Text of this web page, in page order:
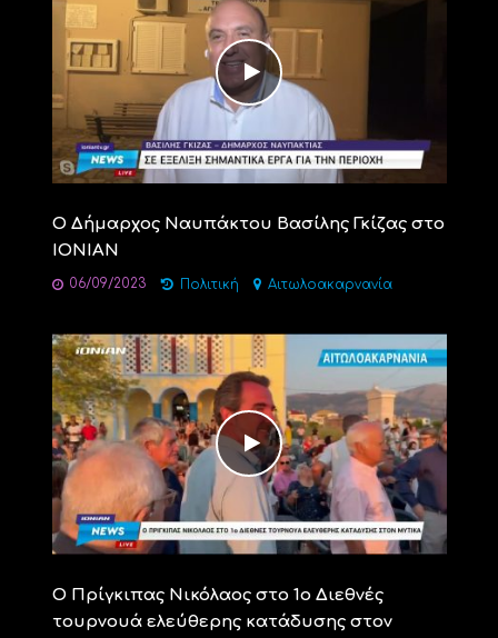
O Δήμαρχος Ναυπάκτου Βασίλης Γκίζας στο
IONIAN
06/09/2023 Πολιτική Αιτωλοακαρνανία
Ο Πρίγκιπας Νικόλαος στο 1ο Διεθνές
τουρνουά ελεύθερης κατάδυσης στον